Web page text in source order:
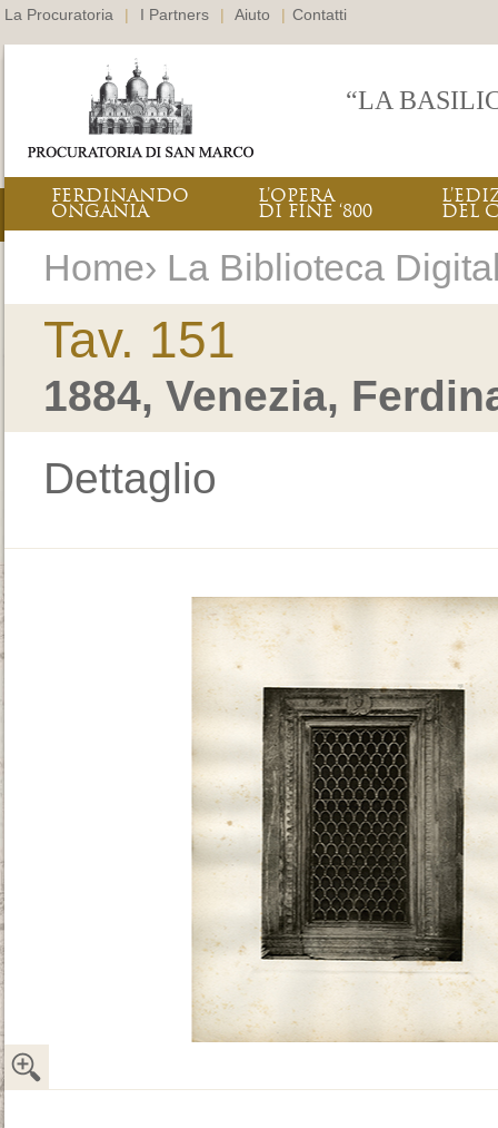
La Procuratoria | I Partners | Aiuto | Contatti
“LA
FERDINANDO
ONGANIA
L’OPERA
DI FINE ‘800 DEL
Home› La Biblioteca
Tav. 151
1884, Venezia,
Dettaglio